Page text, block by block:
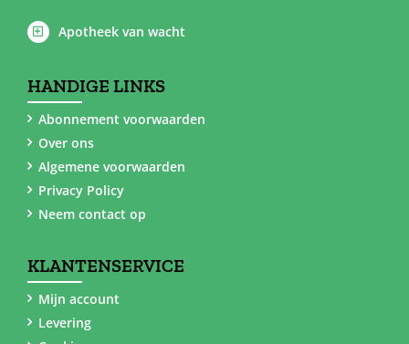
Apotheek van wacht
HANDIGE LINKS
Abonnement voorwaarden
Over ons
Algemene voorwaarden
Privacy Policy
Neem contact op
KLANTENSERVICE
Mijn account
Levering